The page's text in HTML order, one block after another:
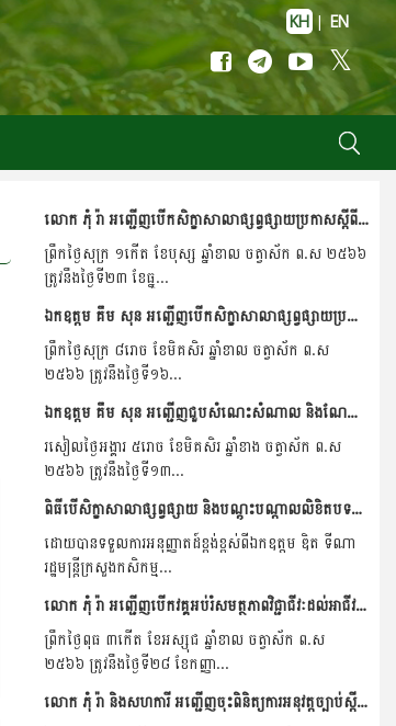
KH | EN
លោក ភុំ រ៉ា អញ្ជើញបើកសិក្ខាសាលាផ្សព្វផ្សាយប្រកាសស្តីពីគោលការណ៍ណែនាំសម្រាប់ស្លាកសញ្ញាព័ត៌មានថ្នាំកសិកម្ម និងគំរូស្លាកសញ្ញាព័ត៌មានថ្នាំកសិកម្ម និងការប្រើប្រាស់ប្រព័ន្ធ...
ព្រឹកថ្ងៃសុក្រ ១កើត ខែបុស្ស ឆ្នាំខាល ចត្វាស័ក ព.ស ២៥៦៦
ត្រូវនឹងថ្ងៃទី២៣ ខែធ្នូ...
ឯកឧត្តម គឹម សុន អញ្ជើញបើកសិក្ខាសាលាផ្សព្វផ្សាយប្រកាសស្តីពីគោលការណ៍ណែនាំសម្រាប់ស្លាកសញ្ញាព័ត៌មានថ្នាំកសិកម្ម និងគំរូស្លាកសញ្ញាព័ត៌មានថ្នាំកសិកម្ម និងការប្រើប្រាស់ប្រព័ន្ធ...
ព្រឹកថ្ងៃសុក្រ ៨រោច ខែមិគសិរ ឆ្នាំខាល ចត្វាស័ក ព.ស
២៥៦៦ ត្រូវនឹងថ្ងៃទី១៦...
ឯកឧត្តម គឹម សុន អញ្ជើញជួបសំណេះសំណាល និងណែនាំការងារដល់ថ្នាក់ដឹកនាំ និងមន្រ្តីរាជការនាយកដ្ឋាននីតិកម្មកសិកម្ម ។
រសៀលថ្ងៃអង្គារ ៥រោច ខែមិគសិរ ឆ្នាំខាង ចត្វាស័ក ព.ស
២៥៦៦ ត្រូវនឹងថ្ងៃទី១៣...
ពិធីបើសិក្ខាសាលាផ្សព្វផ្សាយ និងបណ្តុះបណ្តាលលិខិតបទដ្ខានគតិយុត្តក្រោមច្បាប់ស្តីពីការគ្រប់គ្រងថ្នាំកសិកម្ម និងជីកសិកម្មដល់មន្រ្តីនីតិកម្មកសិកម្ម រាជធានី.ខ�...
ដោយបានទទួលការអនុញ្ញាតដ៍ខ្ពង់ខ្ពស់ពីឯកឧត្តម ឌិត ទីណា
រដ្ឋមន្រ្តីក្រសួងកសិកម្ម...
លោក ភុំ រ៉ា អញ្ជើញបើកវគ្គអប់រំសមត្ថភាពវិជ្ជាជីវៈដល់អាជីវករ ដេប៉ូលក់ដុំ.លក់រាយ ថ្នាំកសិកម្ម និងជីកសិកម្មនៅមន្ទីរកសិកម្ម រុក្ខាប្រមាញ់និងនេសាទខេត្តស្ទឹងត្រែង�...
ព្រឹកថ្ងៃពុធ ៣កើត ខែអស្សុជ ឆ្នាំខាល ចត្វាស័ក ព.ស
២៥៦៦ ត្រូវនឹងថៃ្ងទី២៨ ខែកញ្ញា...
លោក ភុំ រ៉ា និងសហការី អញ្ជើញចុះពិនិត្យការអនុវត្តច្បាប់ស្តីពីការគ្រប់គ្រងថ្នាំកសិកម្ម និងជីកសិកម្ម នៅខេត្តប៉ៃលិន និងខេត្តបាត់ដំបង ។